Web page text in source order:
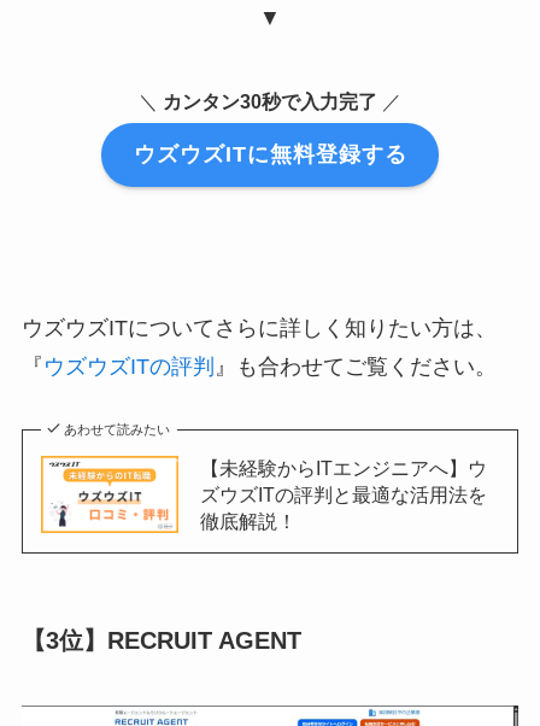
▼
＼ カンタン30秒で入力完了 ／
ウズウズITに無料登録する
ウズウズITについてさらに詳しく知りたい方は、
『 ウズウズITの評判 』も合わせてご覧ください。
あわせて読みたい
【未経験からITエンジニアへ】ウ
ズウズITの評判と最適な活用法を
徹底解説！
【3位】RECRUIT AGENT